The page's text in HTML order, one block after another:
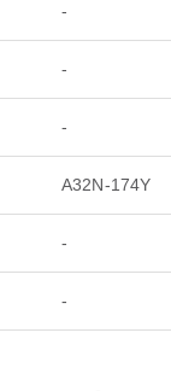
-
-
-
A32N-174Y
-
-